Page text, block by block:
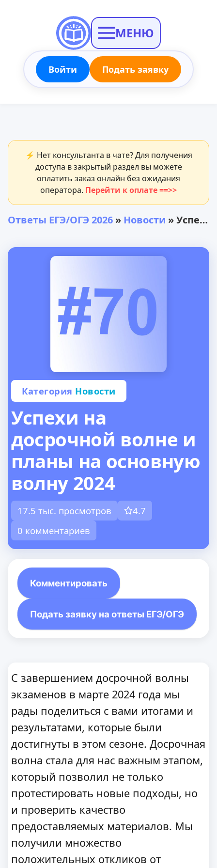
МЕНЮ
Войти Подать заявку
⚡ Нет консультанта в чате? Для получения
доступа в закрытый раздел вы можете
оплатить заказ онлайн без ожидания
оператора. Перейти к оплате ==>>
Ответы ЕГЭ/ОГЭ 2026 » Новости » Успехи на досрочной волне и планы на основную волну 2024
Категория Новости
Успехи на
досрочной волне и
планы на основную
волну 2024
17.5 тыс. просмотров
4.7
0 комментариев
Комментировать
Подать заявку на ответы ЕГЭ/ОГЭ
С завершением досрочной волны
экзаменов в марте 2024 года мы
рады поделиться с вами итогами и
результатами, которые были
достигнуты в этом сезоне. Досрочная
волна стала для нас важным этапом,
который позволил не только
протестировать новые подходы, но
и проверить качество
предоставляемых материалов. Мы
получили множество
положительных откликов от